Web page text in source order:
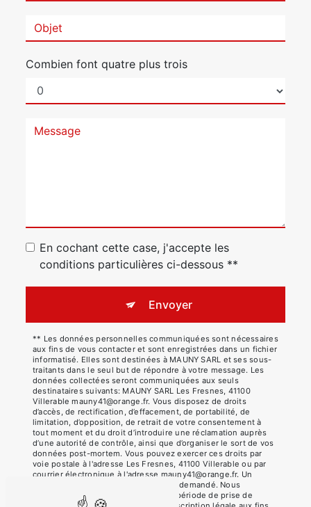
Combien font quatre plus trois
En cochant cette case, j'accepte les
conditions particulières ci-dessous **
Envoyer
** Les données personnelles communiquées sont nécessaires
aux fins de vous contacter et sont enregistrées dans un fichier
informatisé. Elles sont destinées à MAUNY SARL et ses sous-
traitants dans le seul but de répondre à votre message. Les
données collectées seront communiquées aux seuls
destinataires suivants: MAUNY SARL Les Fresnes, 41100
Villerable mauny41@orange.fr. Vous disposez de droits
d’accès, de rectification, d’effacement, de portabilité, de
limitation, d’opposition, de retrait de votre consentement à
tout moment et du droit d’introduire une réclamation auprès
d’une autorité de contrôle, ainsi que d’organiser le sort de vos
données post-mortem. Vous pouvez exercer ces droits par
voie postale à l'adresse Les Fresnes, 41100 Villerable ou par
courrier électronique à l'adresse mauny41@orange.fr. Un
justificatif d'identité pourra vous être demandé. Nous
conservons vos données pendant la période de prise de